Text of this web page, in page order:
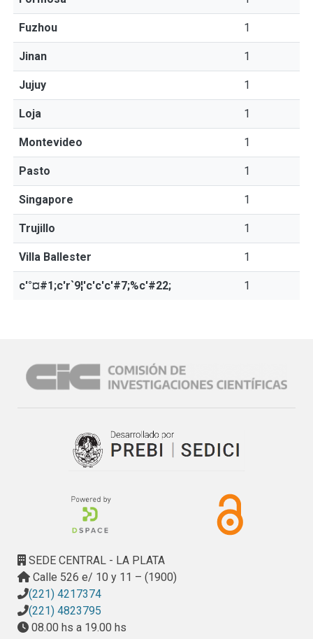
Fuzhou 1
Jinan 1
Jujuy 1
Loja 1
Montevideo 1
Pasto 1
Singapore 1
Trujillo 1
Villa Ballester 1
c'°¤#1;c'r`9¦'c'c'c'#7;%c'#22; 1
SEDE CENTRAL - LA PLATA
Calle 526 e/ 10 y 11 – (1900)
(221) 4217374
(221) 4823795
08.00 hs a 19.00 hs